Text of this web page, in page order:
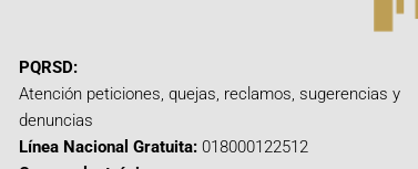
PQRSD:
Atención peticiones, quejas, reclamos, sugerencias y
denuncias
Línea Nacional Gratuita: 018000122512